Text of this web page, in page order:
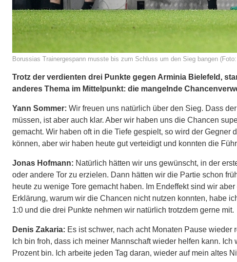
Borussias Trainergespann musste bis zum Schluss um den Sieg bangen
Trotz der verdienten drei Punkte gegen Arminia Bielefeld,
anderes Thema im Mittelpunkt: die mangelnde
Yann Sommer: Wir freuen uns natürlich über den Sieg. Dass
müssen, ist aber auch klar. Aber wir haben uns die Chancen
gemacht. Wir haben oft in die Tiefe gespielt, so wird der Gegner
können, aber wir haben heute gut verteidigt und konnten die
Jonas Hofmann: Natürlich hätten wir uns gewünscht, in der
oder andere Tor zu erzielen. Dann hätten wir die Partie schon
heute zu wenige Tore gemacht haben. Im Endeffekt sind wir
Erklärung, warum wir die Chancen nicht nutzen konnten, habe
1:0 und die drei Punkte nehmen wir natürlich trotzdem gerne mit.
Denis Zakaria: Es ist schwer, nach acht Monaten Pause
Ich bin froh, dass ich meiner Mannschaft wieder helfen kann.
Prozent bin. Ich arbeite jeden Tag daran, wieder auf mein altes